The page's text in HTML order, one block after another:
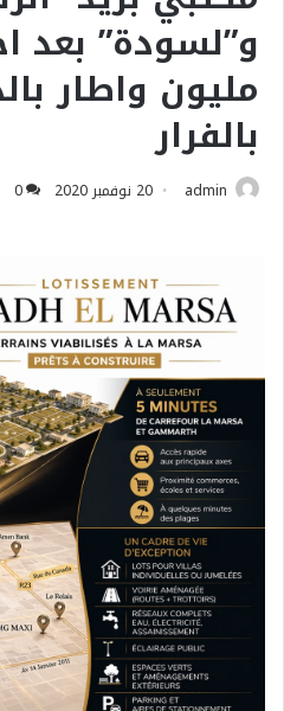
مليون واطار
بالفرار
admin 20 نوفمبر 2020 0